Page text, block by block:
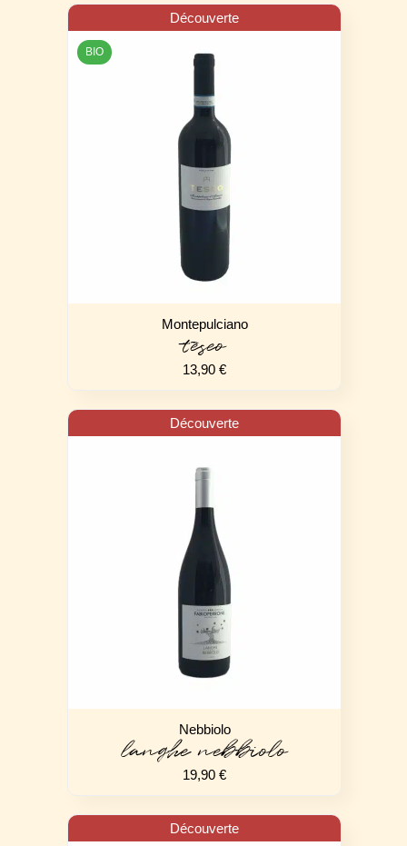
Découverte
BIO
Montepulciano
teseo
13,90 €
Découverte
Nebbiolo
langhe nebbiolo
19,90 €
Découverte